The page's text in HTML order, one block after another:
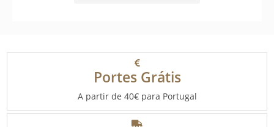
Portes Grátis
A partir de 40€ para Portugal